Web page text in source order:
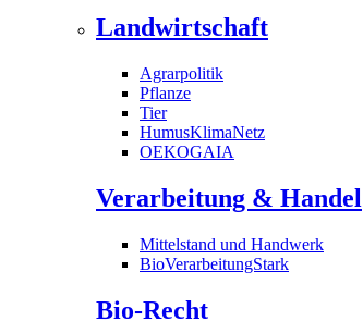
Landwirtschaft
Agrarpolitik
Pflanze
Tier
HumusKlimaNetz
OEKOGAIA
Verarbeitung & Handel
Mittelstand und Handwerk
BioVerarbeitungStark
Bio-Recht